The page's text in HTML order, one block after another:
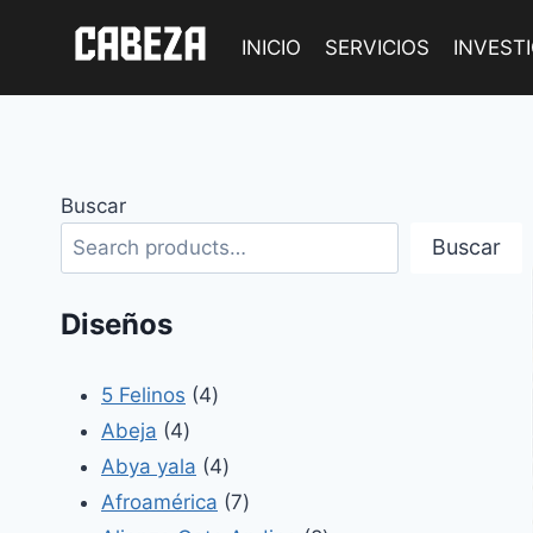
INICIO SERVICIOS
Buscar
Buscar
Diseños
5 Felinos 44
Abeja 44
productos
Abya yala 44
productos
Afroamérica 77